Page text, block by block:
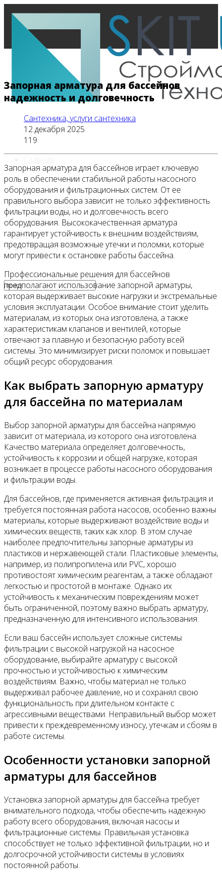
Все новости
Видео
Запорная арматура для бассейнов
надежность и долговечность
Сантехника, услуги сантехника
12 декабря 2025
119
Запорная арматура для бассейнов играет ключевую
роль в обеспечении стабильной работы насосного
оборудования и фильтрационных систем. От ее
правильного выбора зависит не только эффективность
фильтрации воды, но и долговечность всего
оборудования. Высококачественная арматура
гарантирует устойчивость к внешним воздействиям,
предотвращая возможные утечки и поломки, которые
могут привести к остановке работы бассейна.
Профессиональные решения для бассейнов
предполагают использование запорной арматуры,
которая выдерживает высокие нагрузки и экстремальные
условия эксплуатации. Особое внимание стоит уделить
материалам, из которых она изготовлена, а также
характеристикам клапанов и вентилей, которые
отвечают за плавную и безопасную работу всей
системы. Это минимизирует риски поломок и повышает
общий ресурс оборудования.
Как выбрать запорную арматуру
для бассейна по материалам
Выбор запорной арматуры для бассейна напрямую
зависит от материала, из которого она изготовлена.
Качество материала определяет долговечность,
устойчивость к коррозии и общей нагрузке, которая
возникает в процессе работы насосного оборудования
и фильтрации воды.
Для бассейнов, где применяется активная фильтрация и
требуется постоянная работа насосов, особенно важны
материалы, которые выдерживают воздействие воды и
химических веществ, таких как хлор. В этом случае
наиболее предпочтительны запорные арматуры из
пластиков и нержавеющей стали. Пластиковые элементы,
например, из полипропилена или PVC, хорошо
противостоят химическим реагентам, а также обладают
легкостью и простотой в монтаже. Однако их
устойчивость к механическим повреждениям может
быть ограниченной, поэтому важно выбрать арматуру,
предназначенную для интенсивного использования.
Если ваш бассейн использует сложные системы
фильтрации с высокой нагрузкой на насосное
оборудование, выбирайте арматуру с высокой
прочностью и устойчивостью к химическим
воздействиям. Важно, чтобы материал не только
выдерживал рабочее давление, но и сохранял свою
функциональность при длительном контакте с
агрессивными веществами. Неправильный выбор может
привести к преждевременному износу, утечкам и сбоям в
работе системы.
Особенности установки запорной
арматуры для бассейнов
Установка запорной арматуры для бассейна требует
внимательного подхода, чтобы обеспечить надежную
работу всего оборудования, включая насосы и
фильтрационные системы. Правильная установка
способствует не только эффективной фильтрации, но и
долгосрочной устойчивости системы в условиях
постоянной работы.